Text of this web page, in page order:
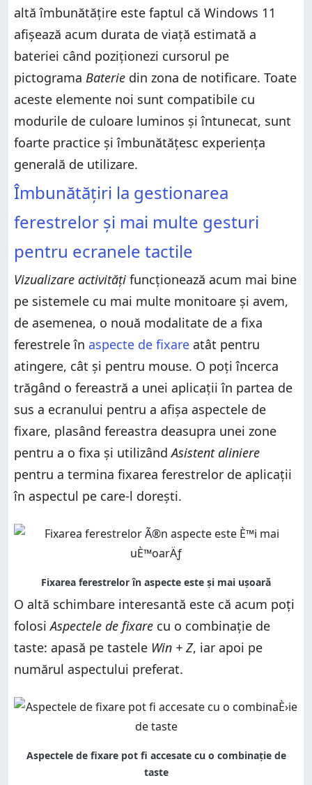
altă îmbunătățire este faptul că Windows 11
afișează acum durata de viață estimată a
bateriei când poziționezi cursorul pe
pictograma Baterie din zona de notificare. Toate
aceste elemente noi sunt compatibile cu
modurile de culoare luminos și întunecat, sunt
foarte practice și îmbunătățesc experiența
generală de utilizare.
Îmbunătățiri la gestionarea
ferestrelor și mai multe gesturi
pentru ecranele tactile
Vizualizare activități funcționează acum mai bine
pe sistemele cu mai multe monitoare și avem,
de asemenea, o nouă modalitate de a fixa
ferestrele în aspecte de fixare atât pentru
atingere, cât și pentru mouse. O poți încerca
trăgând o fereastră a unei aplicații în partea de
sus a ecranului pentru a afișa aspectele de
fixare, plasând fereastra deasupra unei zone
pentru a o fixa și utilizândAsistent aliniere
pentru a termina fixarea ferestrelor de aplicații
în aspectul pe care-l dorești.
O altă schimbare interesantă este că acum poți
folosiAspectele de fixare cu o combinație de
taste: apasă pe tastele Win + Z, iar apoi pe
numărul aspectului preferat.